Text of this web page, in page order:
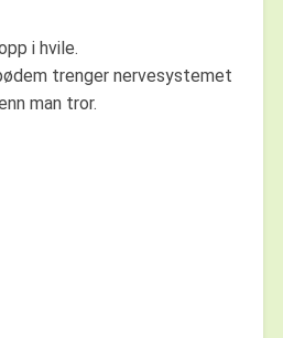
i hvile.
trenger nervesystemet
man tror.